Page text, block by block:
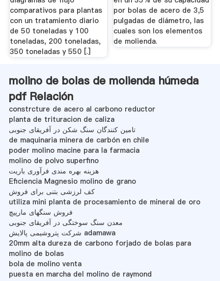
comparativos para plantas
con un tratamiento diario
de 50 toneladas y 100
toneladas, 200 toneladas,
350 toneladas y 550 [.]
por bolas de acero de 3,5
pulgadas de diámetro, las
cuales son los elementos
de molienda.
molino de bolas de molienda húmeda
pdf Relación
constrcture de acero al carbono reductor
planta de trituracion de caliza
تامین کنندگان سنگ شکن در آفریقای جنوبی
de maquinaria minera de carbón en chile
poder molino macine para la farmacia
molino de polvo superfino
هزینه بهره مندی فرآوری باریت
Eficiencia Magnesio molino de grano
کف لرزشی بتنی برای فروش
utiliza mini planta de procesamiento de mineral de oro
فروش سنگهای مارپیچ
معدن سنگ سوختگی در آفریقای جنوبی
شرکت پتروشیمی پالایش adamawa
20mm alta dureza de carbono forjado de bolas para
molino de bolas
bola de molino venta
puesta en marcha del molino de raymond